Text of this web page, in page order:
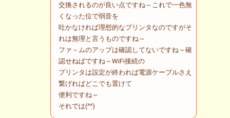
交換されるのが良い点ですね～これで一色無
くなった位で弱音を
吐かなければ理想的なプリンタなのですがそ
れは無理と言うものですね～
ファ－ムのアップは確認してないですね～確
認せねばですね～WiFi接続の
プリンタは設定が終われば電源ケーブルさえ
繋げればどこでも置けて
便利ですね～
それでは(^^)